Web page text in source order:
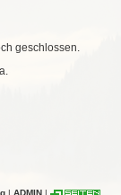
geschlossen.
| ADMIN |